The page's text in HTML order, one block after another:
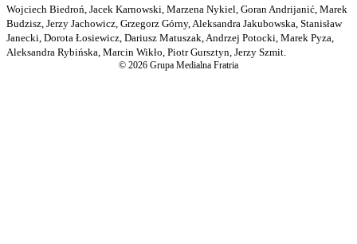
Wojciech Biedroń, Jacek Karnowski, Marzena Nykiel, Goran Andrijanić, Marek
Budzisz, Jerzy Jachowicz, Grzegorz Górny, Aleksandra Jakubowska, Stanisław
Janecki, Dorota Łosiewicz, Dariusz Matuszak, Andrzej Potocki, Marek Pyza,
Aleksandra Rybińska, Marcin Wikło, Piotr Gursztyn, Jerzy Szmit.
© 2026 Grupa Medialna Fratria